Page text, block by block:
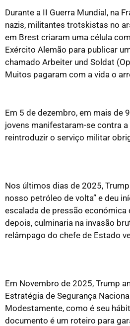
Durante a II Guerra Mundial, na
nazis, militantes trotskistas no
em Brest criaram uma célula
Exército Alemão para publicar
chamado Arbeiter und Soldat
Muitos pagaram com a vida o
Em 5 de dezembro, em mais de
jovens manifestaram-se contra
reintroduzir o serviço militar
Nos últimos dias de 2025,
nosso petróleo de volta” e deu
escalada de pressão económica
depois, culminaria na invasão
relâmpago do chefe de Estado
Em Novembro de 2025, Trump
Estratégia de Segurança
Modestamente, como é seu
documento é um roteiro para